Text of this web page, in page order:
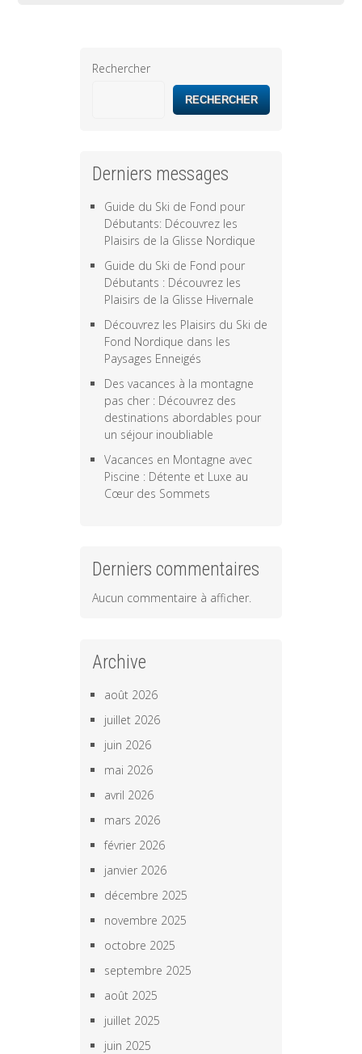
Rechercher
RECHERCHER
Derniers messages
Guide du Ski de Fond pour
Débutants: Découvrez les
Plaisirs de la Glisse Nordique
Guide du Ski de Fond pour
Débutants : Découvrez les
Plaisirs de la Glisse Hivernale
Découvrez les Plaisirs du Ski de
Fond Nordique dans les
Paysages Enneigés
Des vacances à la montagne
pas cher : Découvrez des
destinations abordables pour
un séjour inoubliable
Vacances en Montagne avec
Piscine : Détente et Luxe au
Cœur des Sommets
Derniers commentaires
Aucun commentaire à afficher.
Archive
août 2026
juillet 2026
juin 2026
mai 2026
avril 2026
mars 2026
février 2026
janvier 2026
décembre 2025
novembre 2025
octobre 2025
septembre 2025
août 2025
juillet 2025
juin 2025